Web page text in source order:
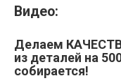
Видео:
Делаем
из деталей на
собирается!